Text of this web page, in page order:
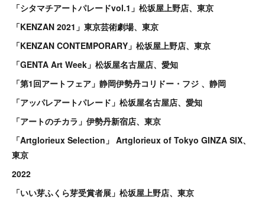
「シタマチアートパレードvol.1」松坂屋上野店、東京
「KENZAN 2021」東京芸術劇場、東京
「KENZAN CONTEMPORARY」松坂屋上野店、東京
「GENTA Art Week」松坂屋名古屋店、愛知
「第1回アートフェア」静岡伊勢丹コリドー・フジ 、静岡
「アッパレアートパレード」松坂屋名古屋店、愛知
「アートのチカラ」伊勢丹新宿店、東京
「Artglorieux Selection」 Artglorieux of Tokyo GINZA SIX、
東京
2022
「いい芽ふくら芽受賞者展」松坂屋上野店、東京